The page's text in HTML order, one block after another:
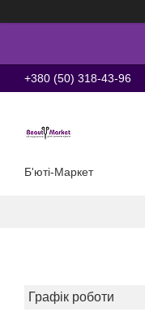
+380 (50) 318-43-96
Б'юті-Маркет
Графік роботи